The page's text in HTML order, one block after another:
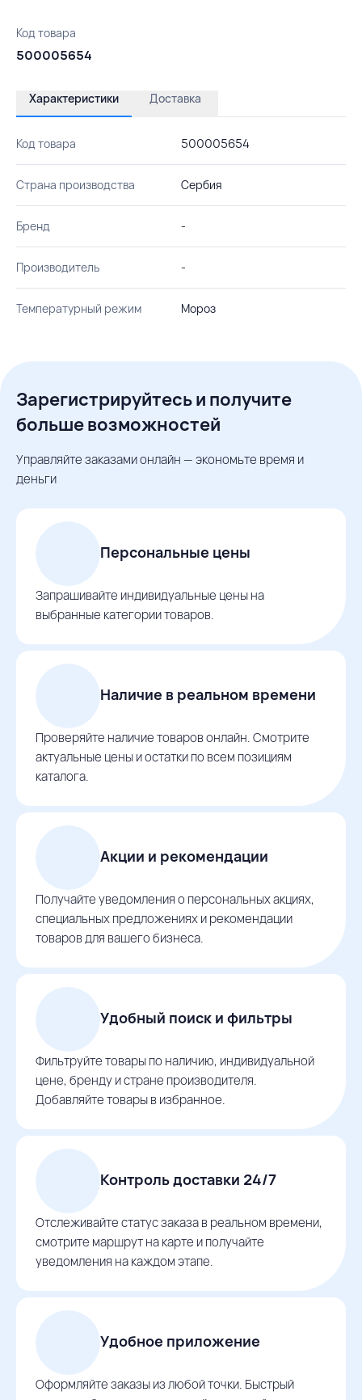
Код товара
500005654
Характеристики Доставка
Код товара 500005654
Страна производства Сербия
Бренд -
Производитель -
Температурный режим Мороз
Зарегистрируйтесь и получите
больше возможностей
Управляйте заказами онлайн — экономьте время и
деньги
Персональные цены
Запрашивайте индивидуальные цены на
выбранные категории товаров.
Наличие в реальном времени
Проверяйте наличие товаров онлайн. Смотрите
актуальные цены и остатки по всем позициям
каталога.
Акции и рекомендации
Получайте уведомления о персональных акциях,
специальных предложениях и рекомендации
товаров для вашего бизнеса.
Удобный поиск и фильтры
Фильтруйте товары по наличию, индивидуальной
цене, бренду и стране производителя.
Добавляйте товары в избранное.
Контроль доставки 24/7
Отслеживайте статус заказа в реальном времени,
смотрите маршрут на карте и получайте
уведомления на каждом этапе.
Удобное приложение
Оформляйте заказы из любой точки. Быстрый